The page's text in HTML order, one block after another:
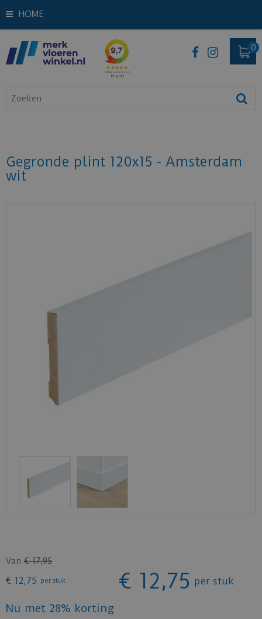
HOME
Gegronde plint 120x15 - Amsterdam
wit
Van € 17,95
€ 12,75 per stuk € 12,75 per stuk
Nu met 28% korting